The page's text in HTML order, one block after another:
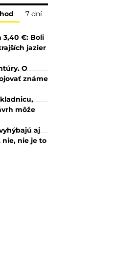
7 dní
3,40 €: Boli
jazier
O
známe
môže
aj
nie, nie je to